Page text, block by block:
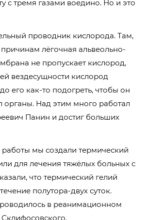
с тремя газами воедино. Но и это
проводник кислорода. Там,
лёгочная альвеольно-
не пропускает кислород,
вездесущности кислород
его как-то подогреть, чтобы он
Над этим много работал
Панин и достиг больших
работы мы создали термический
для лечения тяжёлых больных с
что термический гелий
полутора-двух суток.
в реанимационном
Склифосовского.